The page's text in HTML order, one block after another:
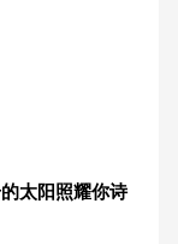
太阳照耀你诗